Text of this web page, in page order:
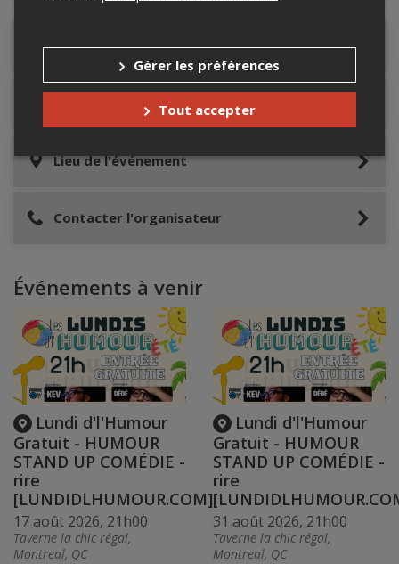
Détails de l'événement
Accès au site de l'événement
Lieu de l'événement
Contacter l'organisateur
Événements à venir
Lundi d'l'Humour
Gratuit - HUMOUR
STAND UP COMÉDIE -
rire
[LUNDIDLHUMOUR.COM]
17 août 2026, 21h00
Taverne la chic régal,
Montreal, QC
Lundi d'l'Humour
Gratuit - HUMOUR
STAND UP COMÉDIE -
rire
31 août 2026, 21h00
Taverne la chic régal,
Montreal, QC
Gérer les préférences
Tout accepter